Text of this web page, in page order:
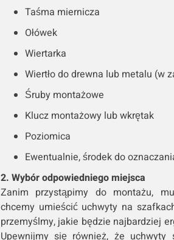
Taśma miernicza
Ołówek
Wiertarka
Wiertło do drewna lub metalu (w
Śruby montażowe
Klucz montażowy lub wkrętak
Poziomica
Ewentualnie, środek do
2. Wybór odpowiedniego miejsca
Zanim przystąpimy do montażu,
chcemy umieścić uchwyty na
przemyślmy, jakie będzie najbardziej
Upewnijmy się również, że uchwyty